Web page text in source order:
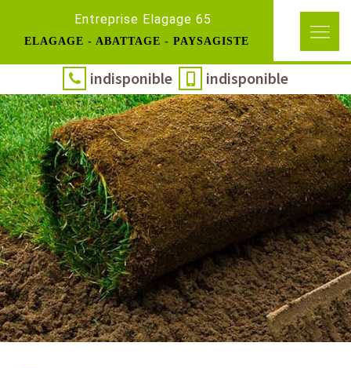
Entreprise Elagage 65
ELAGAGE - ABATTAGE - PAYSAGISTE
indisponible indisponible